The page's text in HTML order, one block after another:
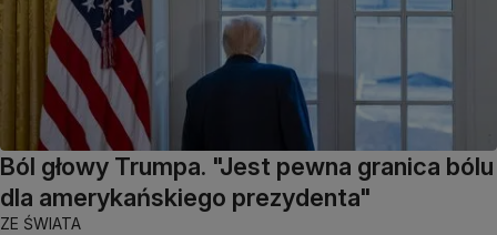
Ból głowy Trumpa. "Jest pewna granica bólu
dla amerykańskiego prezydenta"
ZE ŚWIATA